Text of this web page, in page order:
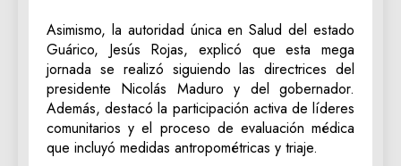
Asimismo, la autoridad única en Salud del estado
Guárico, Jesús Rojas, explicó que esta mega
jornada se realizó siguiendo las directrices del
presidente Nicolás Maduro y del gobernador.
Además, destacó la participación activa de líderes
comunitarios y el proceso de evaluación médica
que incluyó medidas antropométricas y triaje.